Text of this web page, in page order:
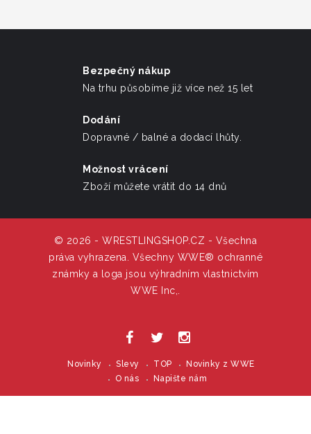
Bezpečný nákup
Na trhu působíme již více než 15 let
Dodání
Dopravné / balné a dodací lhůty.
Možnost vrácení
Zboží můžete vrátit do 14 dnů
© 2026 - WRESTLINGSHOP.CZ - Všechna
práva vyhrazena. Všechny WWE® ochranné
známky a loga jsou výhradním vlastnictvím
WWE Inc,.
Novinky Slevy TOP
Novinky z WWE
O nás
Napište nám